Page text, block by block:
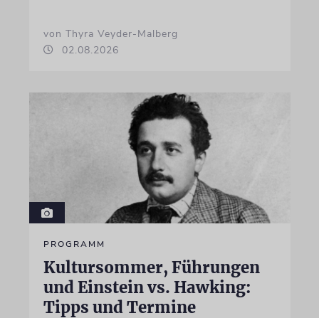
von Thyra Veyder-Malberg
02.08.2026
PROGRAMM
Kultursommer, Führungen
und Einstein vs. Hawking:
Tipps und Termine